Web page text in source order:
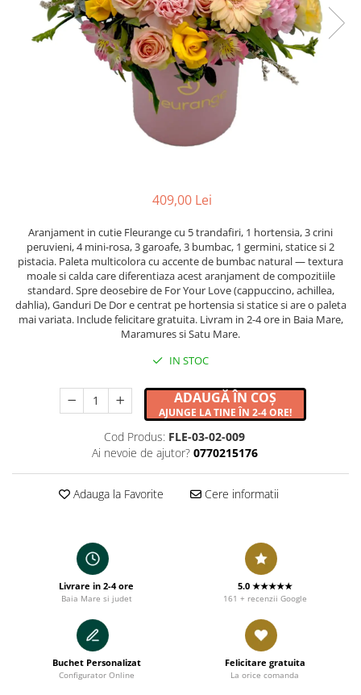
409,00 Lei
Aranjament in cutie Fleurange cu 5 trandafiri, 1 hortensia, 3 crini
peruvieni, 4 mini-rosa, 3 garoafe, 3 bumbac, 1 germini, statice si 2
pistacia. Paleta multicolora cu accente de bumbac natural — textura
moale si calda care diferentiaza acest aranjament de compozitiile
standard. Spre deosebire de For Your Love (cappuccino, achillea,
dahlia), Ganduri De Dor e centrat pe hortensia si statice si are o paleta
mai variata. Include felicitare gratuita. Livram in 2-4 ore in Baia Mare,
Maramures si Satu Mare.
IN STOC
ADAUGĂ ÎN COȘ
AJUNGE LA TINE ÎN 2-4 ORE!
Cod Produs: FLE-03-02-009
Ai nevoie de ajutor? 0770215176
Adauga la Favorite Cere informatii
Livrare in 2-4 ore
Baia Mare si judet
5.0 ★★★★★
161 + recenzii Google
Buchet Personalizat
Configurator Online
Felicitare gratuita
La orice comanda